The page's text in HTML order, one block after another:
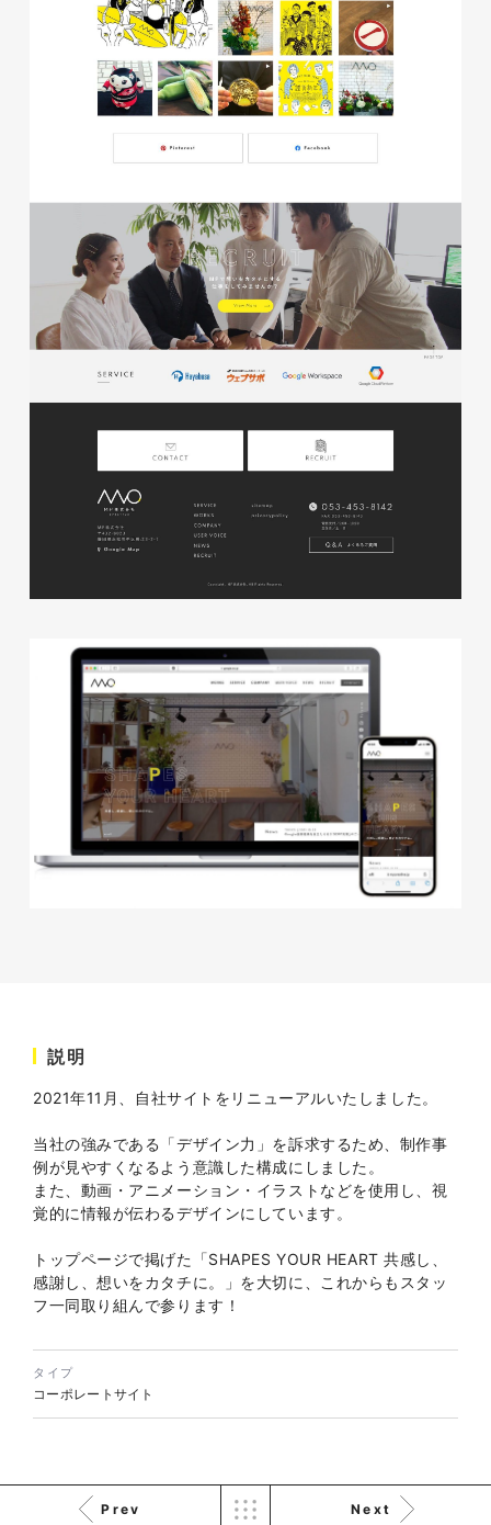
株式会社KDK様 コーポレート
コーポレートサイト
#メーカー・製造業・工業・インフ
#レスポンシブWebデザイン
印刷物 #食品・飲食
フレット
#産業廃棄物処理業
株式会社三共様 さんきょちゃ
イラスト・キャラクター
#エコ・環境
株式会社三共様 ドリップコー
ヒーパッケージ
#産業廃棄物処理業
#エコ・環境
ソレイユ障害年金サポートセン
ター様 コーポレートサイト制
株式会社バスコフーズ様
ージデザイン
パッケージ
#食品・飲食
#グラフィックデザイン
説明
2021年11月、自社サイトをリニューアルいたしました。
当社の強みである「デザイン力」を訴求するため、制作事
例が見やすくなるよう意識した構成にしました。
また、動画・アニメーション・イラストなどを使用し、視
覚的に情報が伝わるデザインにしています。
トップページで掲げた「SHAPES YOUR HEART 共感し、
感謝し、想いをカタチに。」を大切に、これからもスタッ
フ一同取り組んで参ります！
タイプ
コーポレートサイト
Prev Next